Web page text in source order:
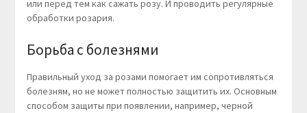
или перед тем как сажать розу. И проводить регулярные
обработки розария.
Борьба с болезнями
Правильный уход за розами помогает им сопротивляться
болезням, но не может полностью защитить их. Основным
способом защиты при появлении, например, черной